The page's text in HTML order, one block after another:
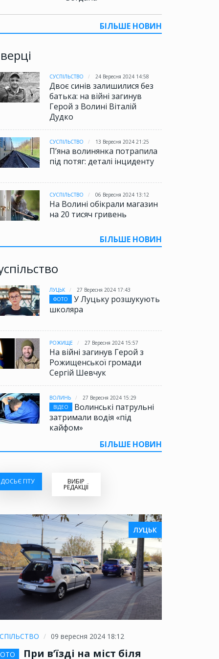
БІЛЬШЕ НОВИН
СУСПІЛЬСТВО 24 Вересня 2024 14:58
Двоє синів залишилися без
батька: на війні загинув
Герой з Волині Віталій
Дудко
СУСПІЛЬСТВО 13 Вересня 2024 21:25
П’яна волинянка потрапила
під потяг: деталі інциденту
СУСПІЛЬСТВО 06 Вересня 2024 13:12
На Волині обікрали магазин
на 20 тисяч гривень
БІЛЬШЕ НОВИН
ЛУЦЬК
27 Вересня 2024 17:43
ФОТО
У Луцьку розшукують
школяра
РОЖИЩЕ 27 Вересня 2024 15:57
На війні загинув Герой з
Рожищенської громади
Сергій Шевчук
ВОЛИНЬ
27 Вересня 2024 15:29
ВІДЕО
Волинські патрульні
затримали водія «під
кайфом»
БІЛЬШЕ НОВИН
ДОСЬЄ ГІТУ ВИБІР
РЕДАКЦІЇ
ЛУЦЬК
09 вересня 2024 18:12
При в’їзді на міст біля